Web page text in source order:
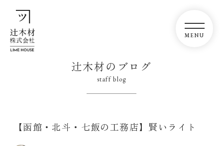
辻木材のブログ
staff blog
【函館・北斗・七飯の工務店】賢いライト